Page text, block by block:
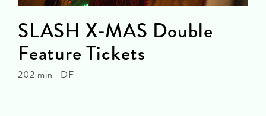
SLASH X-MAS Double
Feature Tickets
202 min | DF